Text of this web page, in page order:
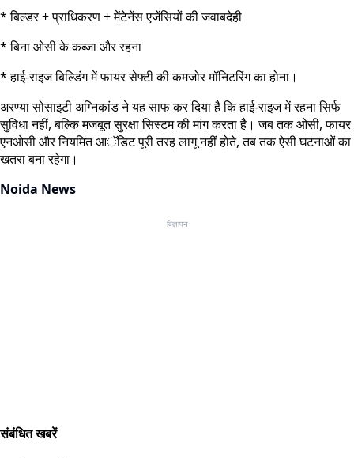
* बिल्डर + प्राधिकरण + मेंटेनेंस एजेंसियों की जवाबदेही
* बिना ओसी के कब्जा और रहना
* हाई-राइज बिल्डिंग में फायर सेफ्टी की कमजोर मॉनिटरिंग का होना।
अरण्या सोसाइटी अग्निकांड ने यह साफ कर दिया है कि हाई-राइज में रहना सिर्फ
सुविधा नहीं, बल्कि मजबूत सुरक्षा सिस्टम की मांग करता है। जब तक ओसी, फायर
एनओसी और नियमित आॅडिट पूरी तरह लागू नहीं होते, तब तक ऐसी घटनाओं का
खतरा बना रहेगा।
Noida News
विज्ञापन
संबंधित खबरें